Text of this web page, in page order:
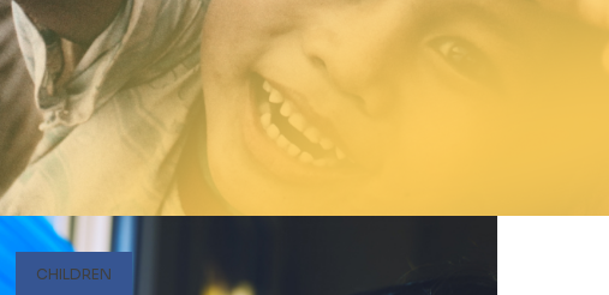
CHILDREN